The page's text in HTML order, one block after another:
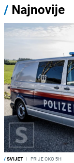
/ Najnovije
/SVIJET I PRIJE OKO 5H